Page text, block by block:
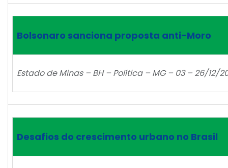
Bolsonaro sanciona proposta anti-Moro
Estado de Minas – BH – Política – MG – 03 – 26/12/
Desafios do crescimento urbano no Brasil